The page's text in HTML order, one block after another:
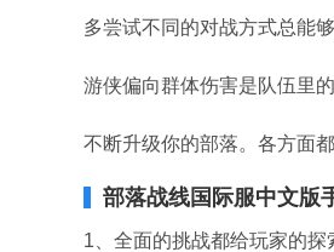
多尝试不同的对战方式总能
游侠偏向群体伤害是队伍里
不断升级你的部落。各方面
部落战线国际服中文版
1、全面的挑战都给玩家的